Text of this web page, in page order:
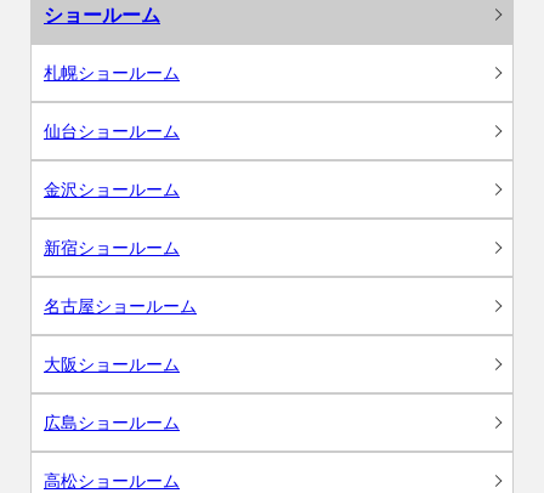
ショールーム
札幌ショールーム
仙台ショールーム
金沢ショールーム
新宿ショールーム
名古屋ショールーム
大阪ショールーム
広島ショールーム
高松ショールーム